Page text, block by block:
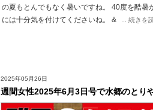
の夏もとんでもなく暑いですね。 40度を酷暑
には十分気を付けてくださいね。 &
... 続きを
2025年05月26日
週間女性2025年6月3日号で水郷のとり